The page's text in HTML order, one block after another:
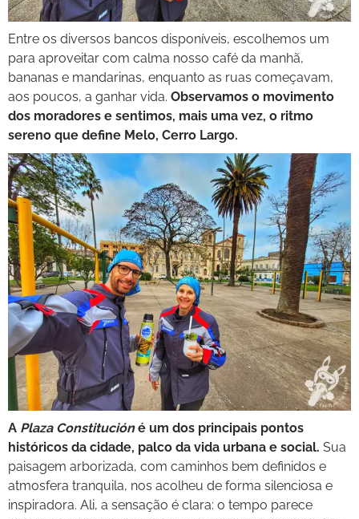
Entre os diversos bancos disponíveis, escolhemos um
para aproveitar com calma nosso café da manhã,
bananas e mandarinas, enquanto as ruas começavam,
aos poucos, a ganhar vida. Observamos o movimento
dos moradores e sentimos, mais uma vez, o ritmo
sereno que define Melo, Cerro Largo.
A Plaza Constitucióné um dos principais pontos
históricos da cidade, palco da vida urbana e social. Sua
paisagem arborizada, com caminhos bem definidos e
atmosfera tranquila, nos acolheu de forma silenciosa e
inspiradora. Ali, a sensação é clara: o tempo parece